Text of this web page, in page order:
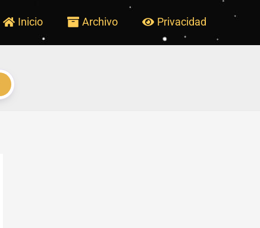
Inicio Archivo Privacidad